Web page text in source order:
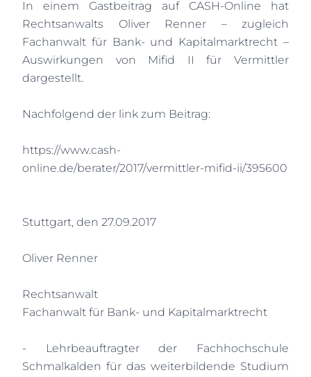
In einem Gastbeitrag auf CASH-Online hat
Rechtsanwalts Oliver Renner – zugleich
Fachanwalt für Bank- und Kapitalmarktrecht –
Auswirkungen von Mifid II für Vermittler
dargestellt.
Nachfolgend der link zum Beitrag:
https://www.cash-
online.de/berater/2017/vermittler-mifid-ii/395600
Stuttgart, den 27.09.2017
Oliver Renner
Rechtsanwalt
Fachanwalt für Bank- und Kapitalmarktrecht
- Lehrbeauftragter der Fachhochschule
Schmalkalden für das weiterbildende Studium